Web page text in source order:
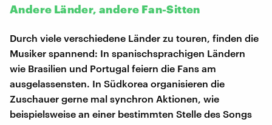
Andere Länder, andere Fan-Sitten
Durch viele verschiedene Länder zu touren, finden die
Musiker spannend: In spanischsprachigen Ländern
wie Brasilien und Portugal feiern die Fans am
ausgelassensten. In Südkorea organisieren die
Zuschauer gerne mal synchron Aktionen, wie
beispielsweise an einer bestimmten Stelle des Songs